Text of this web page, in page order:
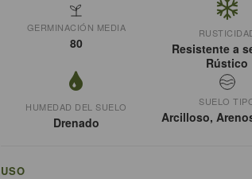
GERMINACIÓN MEDIA
80
Resistente a
Rústico
HUMEDAD DEL SUELO
Drenado
SUELO
Arcilloso,
USO